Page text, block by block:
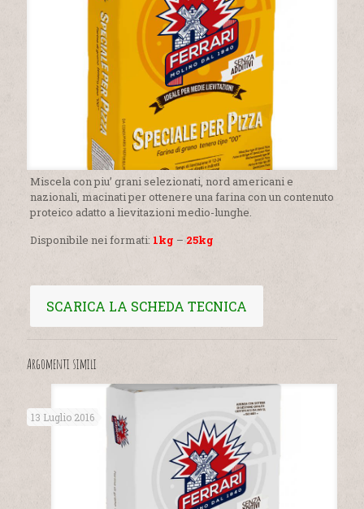
Miscela con piu’ grani selezionati, nord americani e
nazionali, macinati per ottenere una farina con un contenuto
proteico adatto a lievitazioni medio-lunghe.
Disponibile nei formati: 1kg – 25kg
SCARICA LA SCHEDA TECNICA
Argomenti simili
13 Luglio 2016